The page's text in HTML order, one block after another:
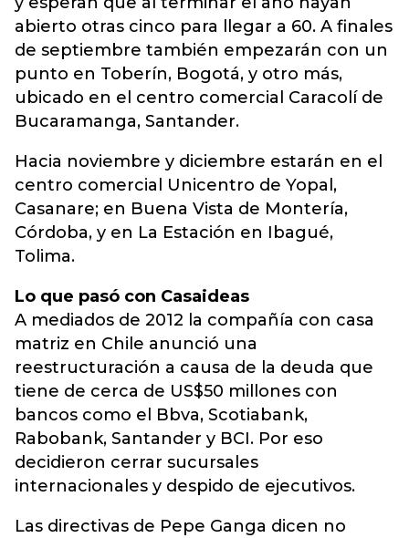
abierto otras cinco para llegar a 60. A finales
de septiembre también empezarán con un
punto en Toberín, Bogotá, y otro más,
ubicado en el centro comercial Caracolí de
Bucaramanga, Santander.
Hacia noviembre y diciembre estarán en el
centro comercial Unicentro de Yopal,
Casanare; en Buena Vista de Montería,
Córdoba, y en La Estación en Ibagué,
Tolima.
Lo que pasó con Casaideas
A mediados de 2012 la compañía con casa
matriz en Chile anunció una
reestructuración a causa de la deuda que
tiene de cerca de US$50 millones con
bancos como el Bbva, Scotiabank,
Rabobank, Santander y BCI. Por eso
decidieron cerrar sucursales
internacionales y despido de ejecutivos.
Las directivas de Pepe Ganga dicen no